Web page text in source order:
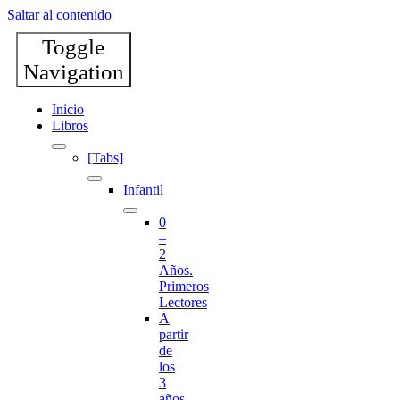
Saltar al contenido
Toggle
Navigation
Inicio
Libros
[Tabs]
Infantil
0
–
2
Años.
Primeros
Lectores
A
partir
de
los
3